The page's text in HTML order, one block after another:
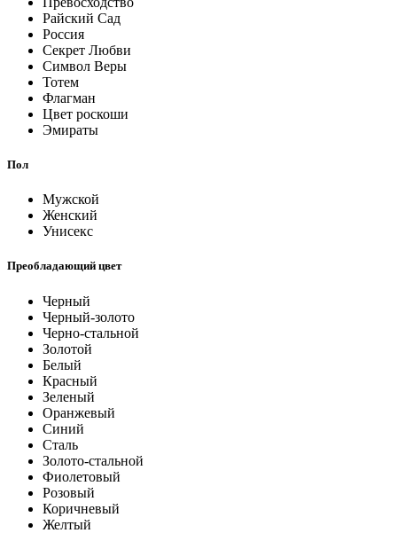
Райский Сад
Россия
Секрет Любви
Символ Веры
Тотем
Флагман
Цвет роскоши
Эмираты
Пол
Мужской
Женский
Унисекс
Преобладающий цвет
Черный
Черный-золото
Черно-стальной
Золотой
Белый
Красный
Зеленый
Оранжевый
Синий
Сталь
Золото-стальной
Фиолетовый
Розовый
Коричневый
Желтый